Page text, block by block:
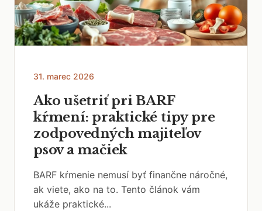
31. marec 2026
Ako ušetriť pri BARF
kŕmení: praktické tipy pre
zodpovedných majiteľov
psov a mačiek
BARF kŕmenie nemusí byť finančne náročné,
ak viete, ako na to. Tento článok vám
ukáže praktické...